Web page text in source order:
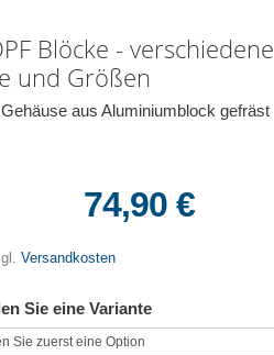
Blöcke - verschiedene
und Größen
aus Aluminiumblock gefräst
74,90 €
Versandkosten
Sie eine Variante